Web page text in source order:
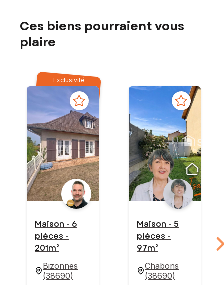
Ces biens pourraient vous
plaire
Exclusivité
Maison - 6
pièces -
201m²
Bizonnes
(38690)
Maison - 5
pièces -
97m²
Chabons
(38690)